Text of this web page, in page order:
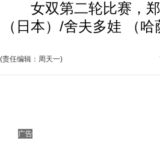
女双第二轮比赛，郑
（日本）/舍夫多娃 （哈
(责任编辑：周天一)
广告